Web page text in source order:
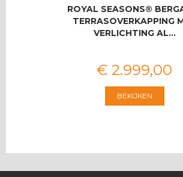
ROYAL SEASONS®
TERRASOVERKAPPING
VERLICHTING AL…
€ 2.999,00
BEKIJKEN